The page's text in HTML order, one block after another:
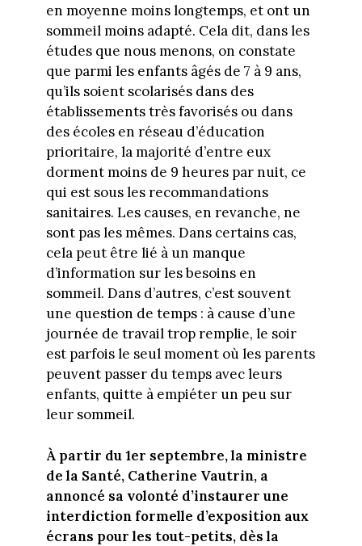
en moyenne moins longtemps, et ont un
sommeil moins adapté. Cela dit, dans les
études que nous menons, on constate
que parmi les enfants âgés de 7 à 9 ans,
qu’ils soient scolarisés dans des
établissements très favorisés ou dans
des écoles en réseau d’éducation
prioritaire, la majorité d’entre eux
dorment moins de 9 heures par nuit, ce
qui est sous les recommandations
sanitaires. Les causes, en revanche, ne
sont pas les mêmes. Dans certains cas,
cela peut être lié à un manque
d’information sur les besoins en
sommeil. Dans d’autres, c’est souvent
une question de temps : à cause d’une
journée de travail trop remplie, le soir
est parfois le seul moment où les parents
peuvent passer du temps avec leurs
enfants, quitte à empiéter un peu sur
leur sommeil.
À partir du 1er septembre, la ministre
de la Santé, Catherine Vautrin, a
annoncé sa volonté d’instaurer une
interdiction formelle d’exposition aux
écrans pour les tout-petits, dès la